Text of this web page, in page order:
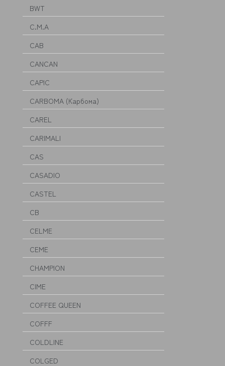
BWT
C.M.A
CAB
CANCAN
CAPIC
CARBOMA (Карбома)
CAREL
CARIMALI
CAS
CASADIO
CASTEL
CB
CELME
CEME
CHAMPION
CIME
COFFEE QUEEN
COFFF
COLDLINE
COLGED